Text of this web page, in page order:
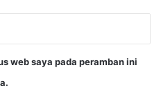
web saya pada peramban ini